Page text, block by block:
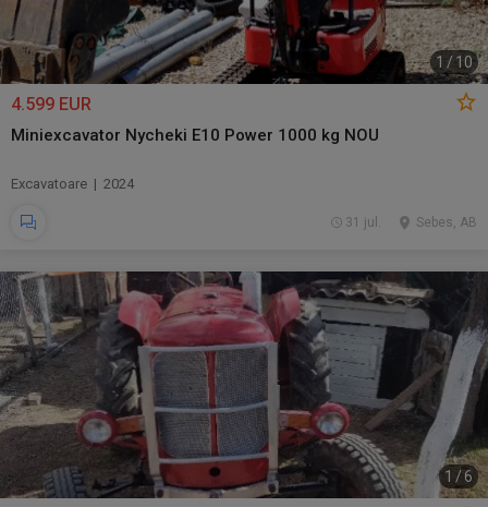
1 / 10
4.599 EUR
Miniexcavator Nycheki E10 Power 1000 kg NOU
Excavatoare | 2024
Sebes, AB
31 jul.
1 /6